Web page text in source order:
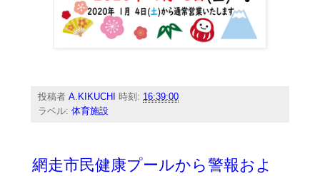
投稿者A.KIKUCHI 時刻: 16:39:00
ラベル:体育施設
網走市民健康プールから警報およ